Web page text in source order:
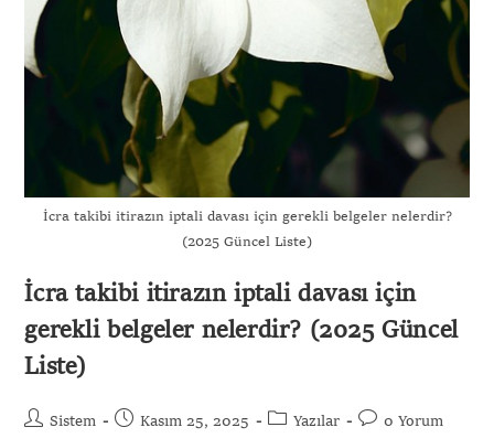
İcra takibi itirazın iptali davası için gerekli belgeler nelerdir?
(2025 Güncel Liste)
İcra takibi itirazın iptali davası için
gerekli belgeler nelerdir? (2025 Güncel
Liste)
Sistem Kasım 25, 2025 Yazılar 0 Yorum